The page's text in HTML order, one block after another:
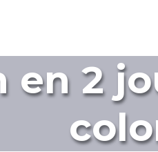
en 2